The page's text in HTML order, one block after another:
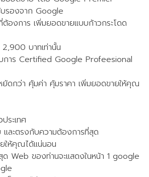
รองจาก Google
ต้องการ เพิ่มยอดขายแบบก้าวกระโดด
2,900 บาทเท่านั้น
การ Certified Google Profeesional
ยัดกว่า คุ้มค่า คุ้มราคา เพิ่มยอดขายให้คุณ
ระเทศ
และตรงกับความต้องการที่สุด
ให้คุณได้แน่นอน
ด Web ของท่านจะแสดงในหน้า 1 google